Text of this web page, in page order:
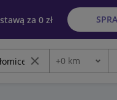
za 0 zł
Wyczyść frazę
Odległość
+0 km